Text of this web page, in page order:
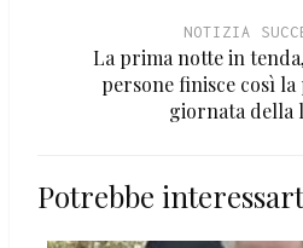
NOTIZIA
La prima notte in
persone finisce così
giornata della
Potrebbe